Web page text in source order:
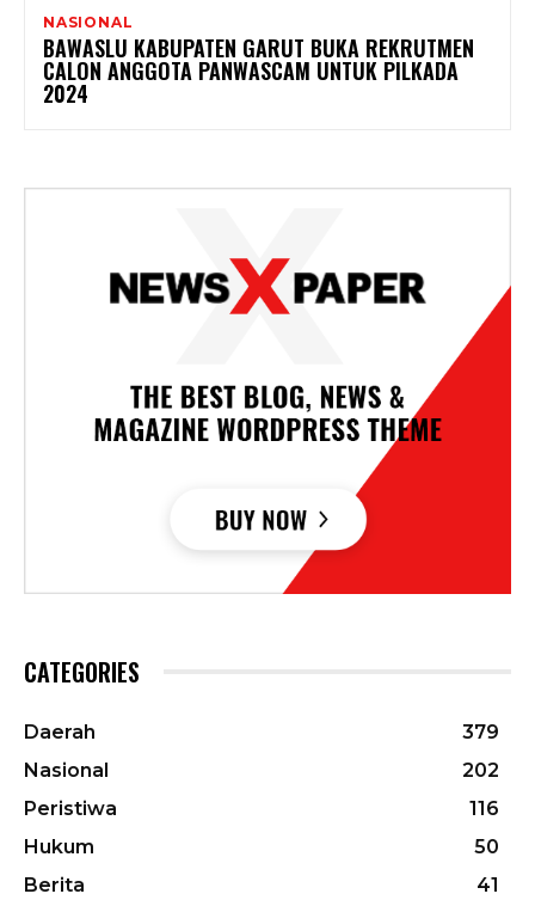
NASIONAL
BAWASLU KABUPATEN GARUT BUKA REKRUTMEN
CALON ANGGOTA PANWASCAM UNTUK PILKADA
2024
CATEGORIES
Daerah
379
Nasional
202
Peristiwa
116
Hukum
50
Berita
41